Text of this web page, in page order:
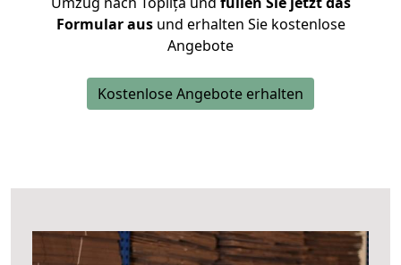
Formular ausund erhalten Sie kostenlose
Angebote
Kostenlose Angebote erhalten